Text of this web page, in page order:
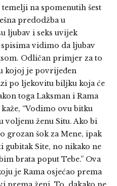
temelji na spomenutih šest
predodžba u
ljubav i seks uvijek
vidimo da ljubav
Odličan primjer za to
kojoj je povrijeđen
po ljekovitu biljku koja će
toga Laksman i Rama
“Vodimo ovu bitku
voljenu ženu Situ. Ako bi
grozan šok za Mene, ipak
Site, no nikako ne
brata poput Tebe.” Ova
je Rama osjećao prema